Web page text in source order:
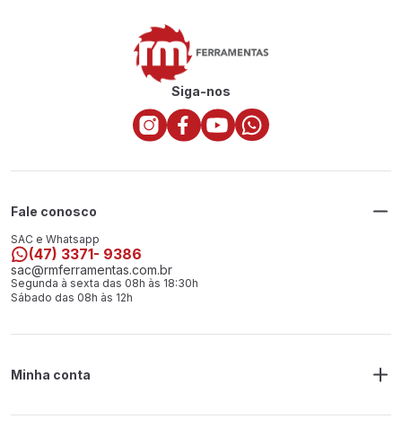
Siga-nos
Fale conosco
SAC e Whatsapp
(47) 3371- 9386
sac@rmferramentas.com.br
Segunda à sexta das 08h às 18:30h
Sábado das 08h às 12h
Minha conta
Endereço de Entrega